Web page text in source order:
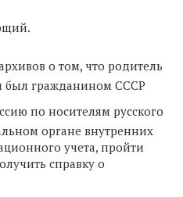
о том, что родитель
был гражданином СССР
по носителям русского
органе внутренних
учета, пройти
справку о